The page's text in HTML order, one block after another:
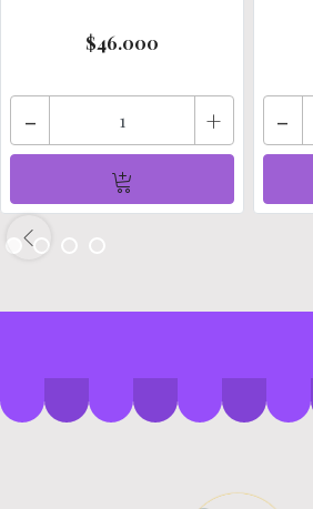
$46.000
- + -